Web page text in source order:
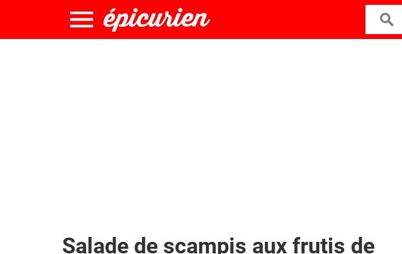
Salade de scampis aux frutis de